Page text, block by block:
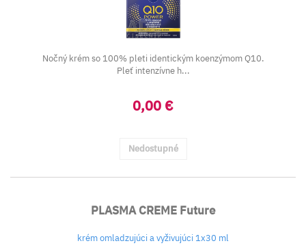
Nočný krém so 100% pleti identickým koenzýmom Q10.
Pleť intenzívne h...
0,00 €
Nedostupné
PLASMA CREME Future
krém omladzujúci a vyživujúci 1x30 ml